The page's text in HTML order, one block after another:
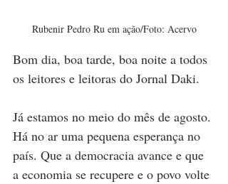
Rubenir Pedro Ru em ação/Foto: Acervo
Bom dia, boa tarde, boa noite a todos
os leitores e leitoras do Jornal Daki.
Já estamos no meio do mês de agosto.
Há no ar uma pequena esperança no
país. Que a democracia avance e que
a economia se recupere e o povo volte